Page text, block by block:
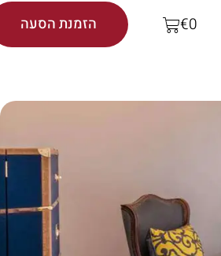
€0 הזמנת הסעה